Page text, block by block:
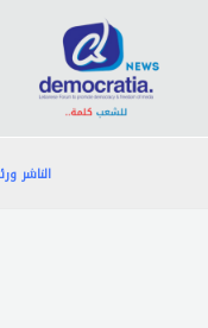
المحتوى
الناشر